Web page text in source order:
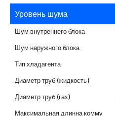
Уровень шума
Шум внутреннего блока
Шум наружного блока
Тип хладагента
Диаметр труб (жидкость)
Диаметр труб (газ)
Максимальная длинна комму